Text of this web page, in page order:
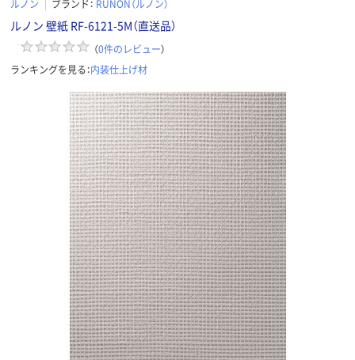
ルノン ブランド： RUNON（ルノン）
ルノン 壁紙 RF-6121-5M（直送品）
（0件のレビュー）
ランキングを見る：内装仕上げ材